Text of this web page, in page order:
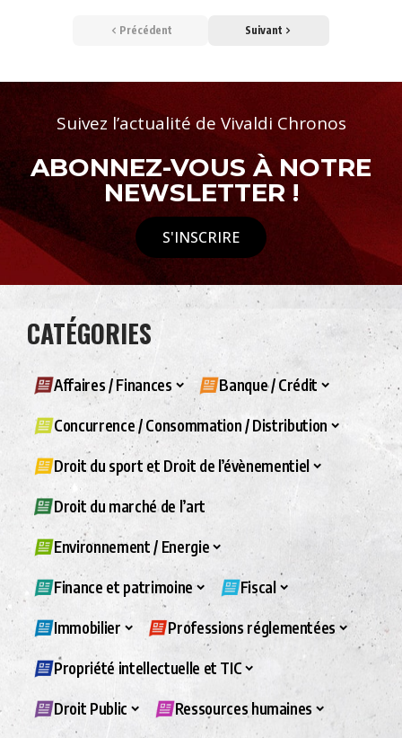
Précédent Suivant
Suivez l’actualité de Vivaldi Chronos
ABONNEZ-VOUS À NOTRE
NEWSLETTER !
S'INSCRIRE
CATÉGORIES
Affaires / Finances Banque / Crédit
Concurrence / Consommation / Distribution
Droit du sport et Droit de l’évènementiel
Droit du marché de l’art
Environnement / Energie
Finance et patrimoine Fiscal
Immobilier Professions réglementées
Propriété intellectuelle et TIC
Droit Public Ressources humaines